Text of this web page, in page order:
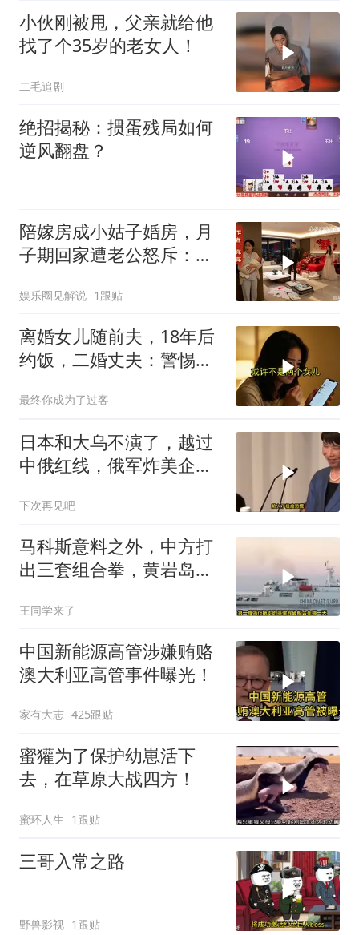
小伙刚被甩，父亲就给他
找了个35岁的老女人！
二毛追剧
绝招揭秘：掼蛋残局如何
逆风翻盘？
陪嫁房成小姑子婚房，月
子期回家遭老公怒斥：带
娱乐圈见解说 1跟贴
离婚女儿随前夫，18年后
约饭，二婚丈夫：警惕骗
最终你成为了过客
日本和大乌不演了，越过
中俄红线，俄军炸美企就
下次再见吧
马科斯意料之外，中方打
出三套组合拳，黄岩岛将
王同学来了
中国新能源高管涉嫌贿赂
澳大利亚高管事件曝光！
家有大志 425跟贴
蜜獾为了保护幼崽活下
去，在草原大战四方！
蜜环人生 1跟贴
三哥入常之路
野兽影视 1跟贴